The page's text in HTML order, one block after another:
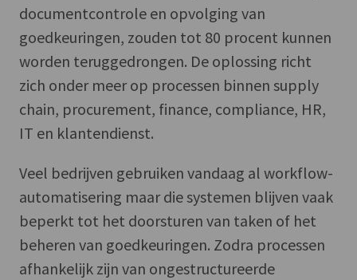
documentcontrole en opvolging van
goedkeuringen, zouden tot 80 procent kunnen
worden teruggedrongen. De oplossing richt
zich onder meer op processen binnen supply
chain, procurement, finance, compliance, HR,
IT en klantendienst.
Veel bedrijven gebruiken vandaag al workflow-
automatisering maar die systemen blijven vaak
beperkt tot het doorsturen van taken of het
beheren van goedkeuringen. Zodra processen
afhankelijk zijn van ongestructureerde